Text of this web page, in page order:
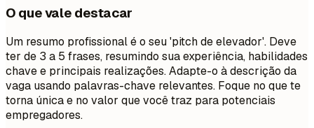
O que vale destacar
Um resumo profissional é o seu 'pitch de elevador'. Deve
ter de 3 a 5 frases, resumindo sua experiência, habilidades
chave e principais realizações. Adapte-o à descrição da
vaga usando palavras-chave relevantes. Foque no que te
torna única e no valor que você traz para potenciais
empregadores.